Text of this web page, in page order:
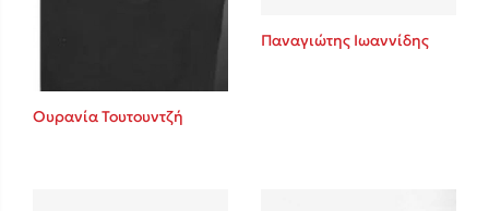
Ουρανία Τουτουντζή
Παναγιώτης Ιωαννίδης